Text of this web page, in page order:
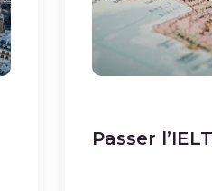
Passer